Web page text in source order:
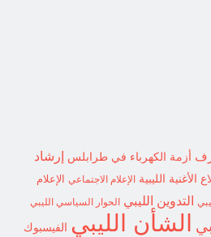
أزمة الكهرباء في طرابلس إرشاد
الأغنية الليبية الإعلام الاجتماعي
الإعلام
التدوين الليبي الحوار السياسي الليبي
الشأن الليبي الفيسبوك